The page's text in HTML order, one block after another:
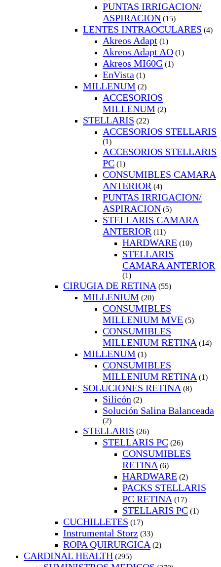
PUNTAS IRRIGACION/
ASPIRACION (15)
LENTES INTRAOCULARES (4)
Akreos Adapt (1)
Akreos Adapt AO (1)
Akreos MI60G (1)
EnVista (1)
MILLENUM (2)
ACCESORIOS
MILLENUM (2)
STELLARIS (22)
ACCESORIOS STELLARIS
(1)
ACCESORIOS STELLARIS
PC (1)
CONSUMIBLES CAMARA
ANTERIOR (4)
PUNTAS IRRIGACION/
ASPIRACION (5)
STELLARIS CAMARA
ANTERIOR (11)
HARDWARE (10)
STELLARIS
CAMARA ANTERIOR
(1)
CIRUGIA DE RETINA (55)
MILLENIUM (20)
CONSUMIBLES
MILLENIUM MVE (5)
CONSUMIBLES
MILLENIUM RETINA (14)
MILLENUM (1)
CONSUMIBLES
MILLENIUM RETINA (1)
SOLUCIONES RETINA (8)
Silicón (2)
Solución Salina Balanceada
(2)
STELLARIS (26)
STELLARIS PC (26)
CONSUMIBLES
RETINA (6)
HARDWARE (2)
PACKS STELLARIS
PC RETINA (17)
STELLARIS PC (1)
CUCHILLETES (17)
Instrumental Storz (33)
ROPA QUIRURGICA (2)
CARDINAL HEALTH (295)